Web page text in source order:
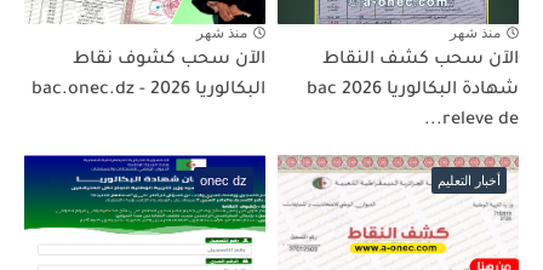
منذ شهر
الآن سحب كشف النقاط
شهادة البكالوريا 2026 bac
releve de...
منذ شهر
الآن سحب كشوف نقاط
البكالوريا 2026 - bac.onec.dz
أخبار التعليم onec dz